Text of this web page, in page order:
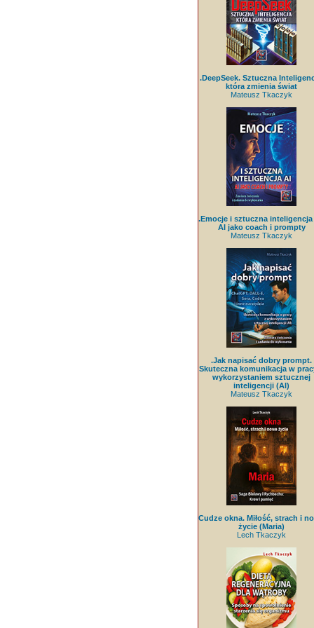
.DeepSeek. Sztuczna
która zmienia świat
Mateusz Tkaczyk
.Emocje i sztuczna inteligencja
AI jako coach i prompty
Mateusz Tkaczyk
.Jak napisać dobry prompt.
Skuteczna komunikacja w
wykorzystaniem sztucznej
inteligencji (AI)
Mateusz Tkaczyk
Cudze okna. Miłość, strach i
życie (Maria)
Lech Tkaczyk